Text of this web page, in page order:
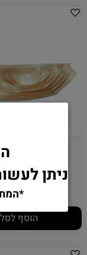
₪22.90
הוסף לסל
ניתן